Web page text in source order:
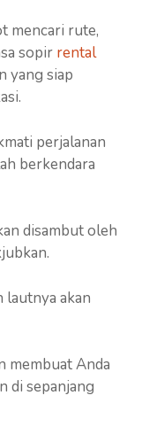
mencari rute,
sopir rental
yang siap
perjalanan
berkendara
disambut oleh
lautnya akan
membuat Anda
di sepanjang